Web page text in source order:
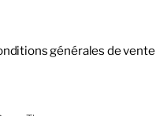
générales de vente